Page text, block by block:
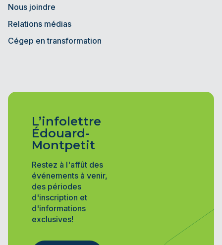
Nous joindre
Relations médias
Cégep en transformation
L’infolettre
Édouard-
Montpetit
Restez à l'affût des
événements à venir,
des périodes
d'inscription et
d'informations
exclusives!